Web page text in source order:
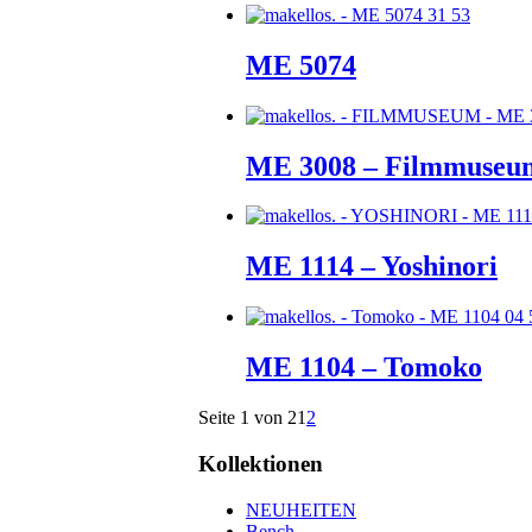
ME 5074
ME 3008 –
ME 1114 – Yoshinori
ME 1104 – Tomoko
Seite 1 von 21 2
Kollektionen
NEUHEITEN